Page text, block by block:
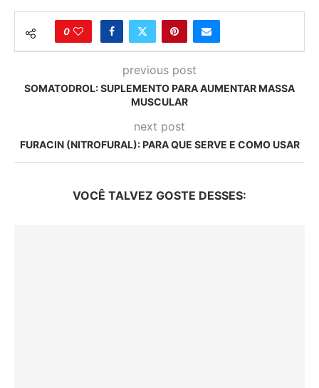
0
previous post
SOMATODROL: SUPLEMENTO PARA AUMENTAR MASSA
MUSCULAR
next post
FURACIN (NITROFURAL): PARA QUE SERVE E COMO USAR
VOCÊ TALVEZ GOSTE DESSES: